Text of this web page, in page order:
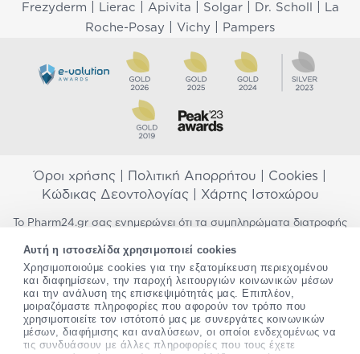
Αυτή η ιστοσελίδα χρησιμοποιεί cookies
Χρησιμοποιούμε cookies για την εξατομίκευση περιεχομένου
και διαφημίσεων, την παροχή λειτουργιών κοινωνικών μέσων
και την ανάλυση της επισκεψιμότητάς μας. Επιπλέον,
μοιραζόμαστε πληροφορίες που αφορούν τον τρόπο που
χρησιμοποιείτε τον ιστότοπό μας με συνεργάτες κοινωνικών
μέσων, διαφήμισης και αναλύσεων, οι οποίοι ενδεχομένως να
τις συνδυάσουν με άλλες πληροφορίες που τους έχετε
Frezyderm Lierac Apivita Solgar| Dr. Scholl
La
Roche-Posay
Vichy Pampers
Όροι χρήσης Πολιτική Απορρήτου Cookies
Κώδικας Δεοντολογίας| Χάρτης Ιστοχώρου
Το Pharm24.gr σας ενημερώνει ότι τα συμπληρώματα διατροφής
προορίζονται για την πρόληψη, αγωγή ή θεραπεία ανθρώπινης
νόσου. Συμβουλευτείτε τον γιατρό σας εάν είστε έγκυος,
θηλάζετε, ακολουθείτε παράλληλα φαρμακευτική αγωγή ή
αντιμετωπίζετε προβλήματα υγείας πριν χρησιμοποιήσετε
οποιοδήποτε συμπλήρωμα διατροφής. Προσπαθούμε διαρκώς να
σας παρέχουμε ακριβείς και έγκυρες πληροφορίες. Σε περίπτωση
που έχετε κάποια ερώτηση ή παρατήρηση σχετικά με αυτές,